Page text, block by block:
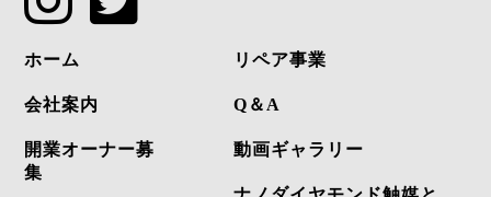
ホーム
会社案内
開業オーナー募
集
リペア事業
Q＆A
動画ギャラリー